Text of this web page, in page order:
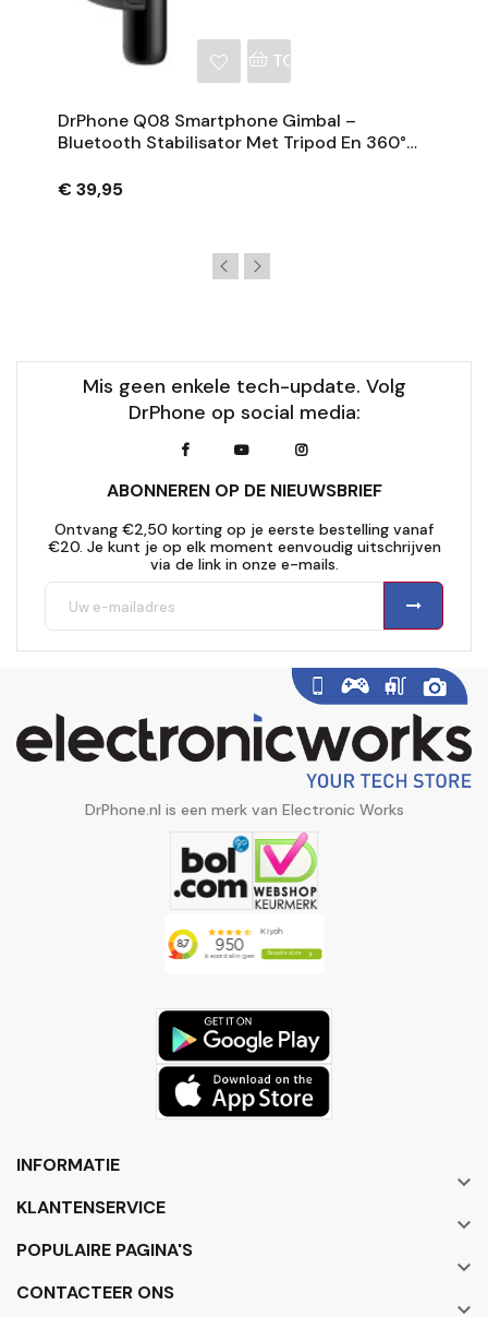
TOEVOEGEN AAN
DrPhone Q08 Smartphone Gimbal –
Bluetooth Stabilisator Met Tripod En 360°
€ 39,95
Mis geen enkele tech-update. Volg
DrPhone op social media:
ABONNEREN OP DE NIEUWSBRIEF
Ontvang €2,50 korting op je eerste bestelling vanaf
€20. Je kunt je op elk moment eenvoudig uitschrijven
via de link in onze e-mails.
DrPhone.nl is een merk van Electronic Works
INFORMATIE

KLANTENSERVICE

POPULAIRE PAGINA'S

CONTACTEER ONS
